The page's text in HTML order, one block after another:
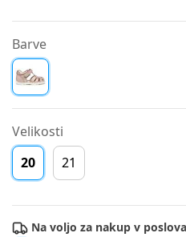
Barve
Velikosti
20 21
Na voljo za nakup v